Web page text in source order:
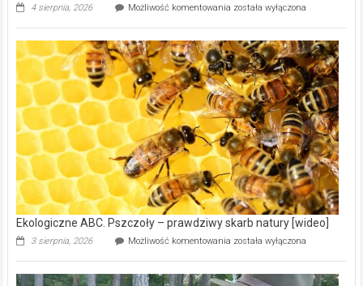
4 sierpnia, 2026 Możliwość komentowania Ekologiczne
Wręczyca
Wielka
z
dofinansowaniem
ponad
15,6
mln
na
modernizację
oczyszczalni
ścieków
[wideo]
została wyłączona
Ekologiczne ABC. Pszczoły – prawdziwy skarb natury [wideo]
3 sierpnia, 2026 Możliwość komentowania Ekologiczne
–
została wyłączona